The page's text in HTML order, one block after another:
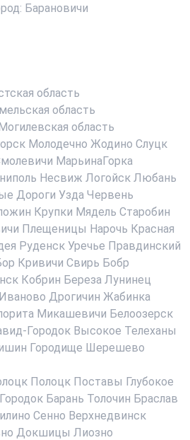
Барановичи
область
область
область
Молодечно Жодино Слуцк
МарьинаГорка
Несвиж Логойск Любань
Дороги Узда Червень
Крупки Мядель Старобин
Плещеницы Нарочь Красная
Руденск Уречье Правдинский
Кривичи Свирь Бобр
Кобрин Береза Лунинец
Иваново Дрогичин Жабинка
Микашевичи Белоозерск
Городок Высокое Телеханы
Городище Шерешево
Полоцк Поставы Глубокое
Городок Барань Толочин Браслав
Сенно Верхнедвинск
Докшицы Лиозно